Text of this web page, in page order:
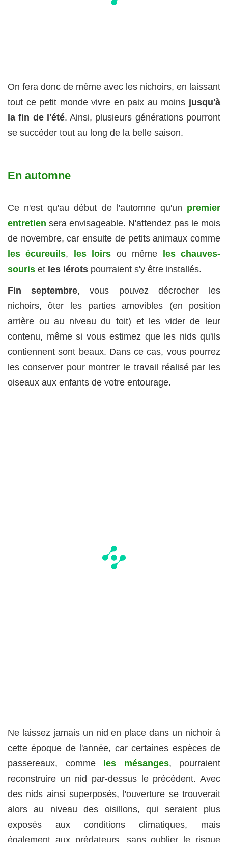
On fera donc de même avec les nichoirs, en laissant
tout ce petit monde vivre en paix au moins jusqu'à
la fin de l'été. Ainsi, plusieurs générations pourront
se succéder tout au long de la belle saison.
En automne
Ce n'est qu'au début de l'automne qu'un premier
entretien sera envisageable. N'attendez pas le mois
de novembre, car ensuite de petits animaux comme
les écureuils, les loirs ou même les chauves-
souris et les lérots pourraient s'y être installés.
Fin septembre, vous pouvez décrocher les
nichoirs, ôter les parties amovibles (en position
arrière ou au niveau du toit) et les vider de leur
contenu, même si vous estimez que les nids qu'ils
contiennent sont beaux. Dans ce cas, vous pourrez
les conserver pour montrer le travail réalisé par les
oiseaux aux enfants de votre entourage.
Ne laissez jamais un nid en place dans un nichoir à
cette époque de l'année, car certaines espèces de
passereaux, comme
les mésanges, pourraient
reconstruire un nid par-dessus le précédent. Avec
des nids ainsi superposés, l'ouverture se trouverait
alors au niveau des oisillons, qui seraient plus
exposés aux conditions climatiques, mais